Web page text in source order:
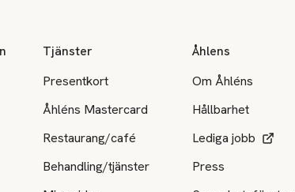
Tjänster
Presentkort
Åhléns Mastercard
Restaurang/café
Behandling/tjänster
Åhlens
Om Åhléns
Hållbarhet
Lediga jobb
Press